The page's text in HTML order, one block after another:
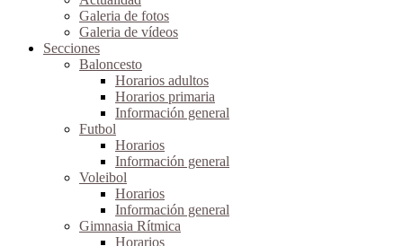
Galeria de fotos
Galeria de vídeos
Secciones
Baloncesto
Horarios adultos
Horarios primaria
Información general
Futbol
Horarios
Información general
Voleibol
Horarios
Información general
Gimnasia Rítmica
Horarios